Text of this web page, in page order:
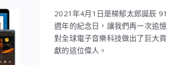
2021年4月1日是梯郁太郎誕辰 91
週年的紀念日，讓我們再一次追憶
對全球電子音樂科技做出了巨大貢
獻的這位偉人。